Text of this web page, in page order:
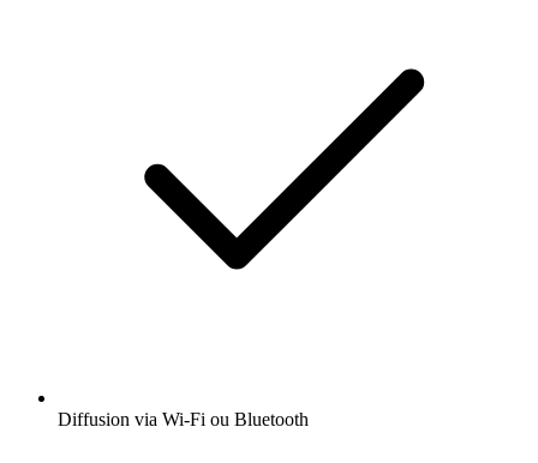
Diffusion via Wi-Fi ou Bluetooth